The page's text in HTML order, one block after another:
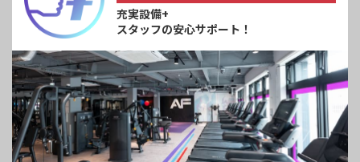
充実設備+
スタッフの安心サポート！